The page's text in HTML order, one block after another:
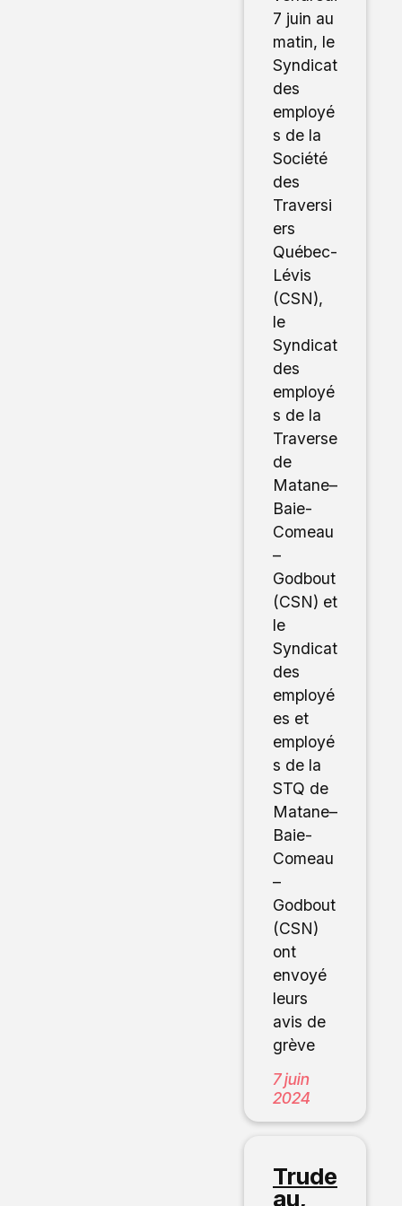
7 juin au
matin, le
Syndicat
des
employé
s de la
Société
des
Traversi
ers
Québec-
Lévis
(CSN),
le
Syndicat
des
employé
s de la
Traverse
de
Matane–
Baie-
Comeau
–
Godbout
(CSN) et
le
Syndicat
des
employé
es et
employé
s de la
STQ de
Matane–
Baie-
Comeau
–
Godbout
(CSN)
ont
envoyé
leurs
avis de
grève
7 juin
2024
Trude
au,